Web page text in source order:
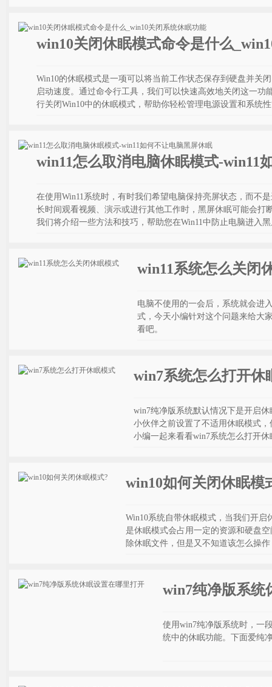
win10关闭休眠模式命令是什么
Win10的休眠模式是一项可以将当前工作状态保存到硬盘并关
启动速度。通过命令行工具，我们可以快速高效地关闭这一功
行关闭Win10中的休眠模式，帮助你轻松管理电源设置和系统
win11怎么取消电脑休眠模式-win11
在使用Win11系统时，有时我们希望电脑保持亮屏状态，而不
长时间观看视频、演示或进行其他工作时，黑屏休眠可能会打
我们将介绍一些方法和技巧，帮助您在Win11中防止电脑进入
win11系统怎么关闭
电脑不使用的一会后，系统就会进
式，今天小编针对这个问题来给大
看吧。
win7系统怎么打开休
win7纯净版系统默认情况下是开启
小伙伴之前设置了不适用休眠模式
小编一起来看看win7系统怎么打开
win10如何关闭休眠模
Win10系统自带休眠模式，当我们开
是休眠模式会占用一定的资源和硬盘
除休眠文件，但是又不知道该怎么操
win7纯净版系统
使用win7纯净版系统时，一
统中的休眠功能。下面爱纯